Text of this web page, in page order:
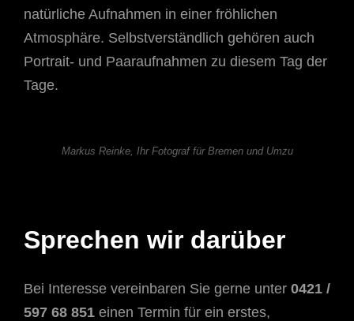
natürliche Aufnahmen in einer fröhlichen
Atmosphäre. Selbstverständlich gehören auch
Portrait- und Paaraufnahmen zu diesem Tag der
Tage.
Markus Reinke, Ihr Fotograf für Bremen und Umzu
Sprechen wir darüber
Bei Interesse vereinbaren Sie gerne unter 0421 /
597 68 851 einen Termin für ein erstes,